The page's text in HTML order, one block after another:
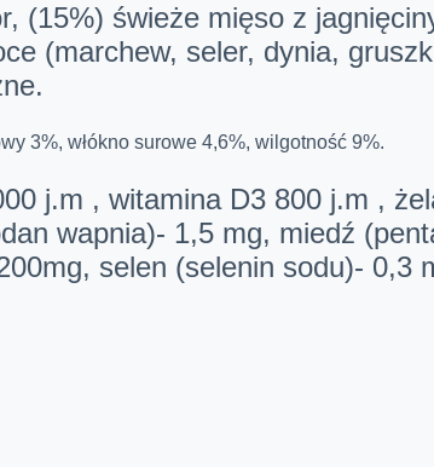
(15%) świeże mięso z
(marchew, seler, dynia,
3%, włókno surowe 4,6%, wilgotność 9%.
j.m , witamina D3 800 j.m ,
wapnia)- 1,5 mg, miedź
selen (selenin sodu)- 0,3